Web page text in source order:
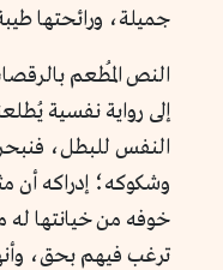
جميلة، ورائحتها
النص المُطعم
إلى رواية نفسية
النفس للبطل،
وشكوكه؛ إدراكه أن
خوفه من خيانتها
ترغب فيهم بحق،